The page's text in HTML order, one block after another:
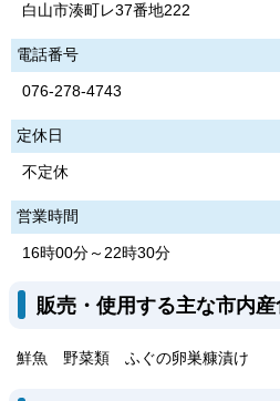
白山市湊町レ37番地222
電話番号
076-278-4743
定休日
不定休
営業時間
16時00分～22時30分
販売・使用する主な市内
鮮魚 野菜類 ふぐの卵巣糠漬け